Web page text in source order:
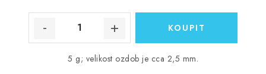
5 g; velikost ozdob je cca 2,5 mm.